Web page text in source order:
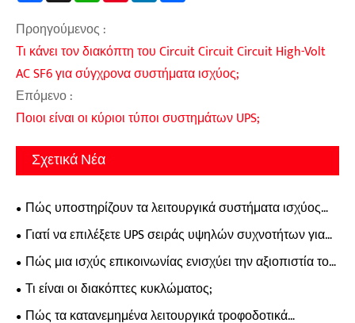
Προηγούμενος :
Τι κάνει τον διακόπτη του Circuit Circuit Circuit High-Volt
AC SF6 για σύγχρονα συστήματα ισχύος;
Επόμενο :
Ποιοι είναι οι κύριοι τύποι συστημάτων UPS;
Σχετικά Νέα
Πώς υποστηρίζουν τα λειτουργικά συστήματα ισχύος
συνεχούς ρεύματος τη σταθερή βιομηχανική διανομή
ισχύος;
Γιατί να επιλέξετε UPS σειράς υψηλών συχνοτήτων για
προστασία ισχύος επόμενου επιπέδου;
Πώς μια ισχύς επικοινωνίας ενισχύει την αξιοπιστία του
σύγχρονου δικτύου;
Τι είναι οι διακόπτες κυκλώματος;
Πώς τα κατανεμημένα λειτουργικά τροφοδοτικά